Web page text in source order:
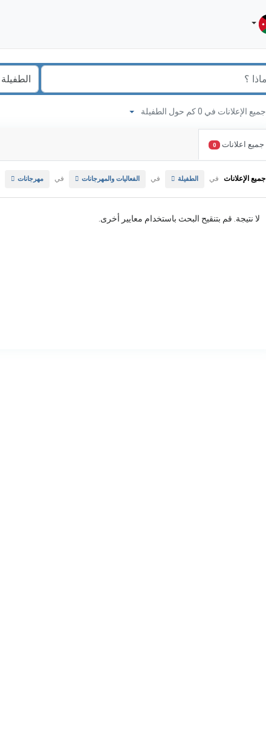
جميع الإعلانات في 0 كم حول الطفيلة
جميع اعلانات 0
جميع الإعلانات في الطفيلة في الفعاليات والمهرجانات في مهرجانات
لا نتيجة. قم بتنقيح البحث باستخدام معايير أخرى.